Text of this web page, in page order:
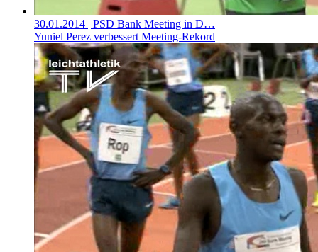
30.01.2014 | PSD Bank Meeting in D…
Yuniel Perez verbessert Meeting-Rekord